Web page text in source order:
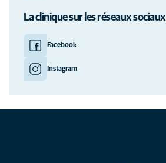
La clinique sur les réseaux sociaux
Facebook
Instagram